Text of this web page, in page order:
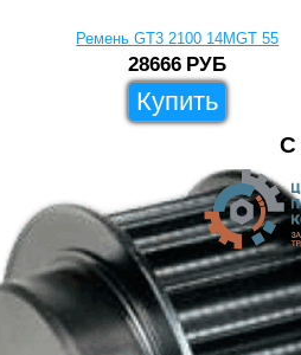
Ремень GT3 2100 14MGT 55
28666 РУБ
Купить
С